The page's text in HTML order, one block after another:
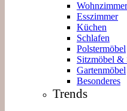
Wohnzimmer
Esszimmer
Küchen
Schlafen
Polstermöbel
Sitzmöbel &
Gartenmöbel
Besonderes
Trends